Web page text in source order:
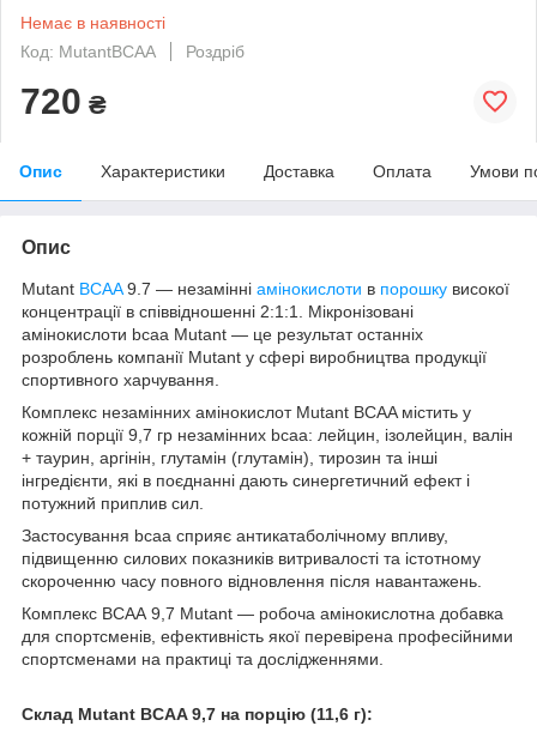
Немає в наявності
Код: MutantBCAA
Роздріб
720 ₴
Опис Характеристики Доставка Оплата Умови
Опис
Mutant BCAA9.7 — незамінні амінокислоти в порошку високої
концентрації в співвідношенні 2:1:1. Мікронізовані
амінокислоти bcaa Mutant — це результат останніх
розроблень компанії Mutant у сфері виробництва продукції
спортивного харчування.
Комплекс незамінних амінокислот Mutant BCAA містить у
кожній порції 9,7 гр незамінних bcaa: лейцин, ізолейцин, валін
+ таурин, аргінін, глутамін (глутамін), тирозин та інші
інгредієнти, які в поєднанні дають синергетичний ефект і
потужний приплив сил.
Застосування bcaa сприяє антикатаболічному впливу,
підвищенню силових показників витривалості та істотному
скороченню часу повного відновлення після навантажень.
Комплекс BCAA 9,7 Mutant — робоча амінокислотна добавка
для спортсменів, ефективність якої перевірена професійними
спортсменами на практиці та дослідженнями.
Склад Mutant BCAA 9,7 на порцію (11,6 г):